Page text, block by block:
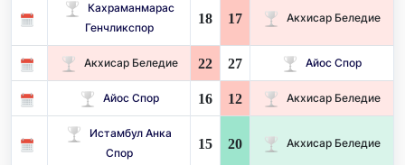
Кахраманмарас
Генчликспор
18 17 Акхисар Беледие
Акхисар Беледие 22 27 Айос Спор
Айос Спор 16 12 Акхисар Беледие
Истамбул Анка
Спор
15 20 Акхисар Беледие